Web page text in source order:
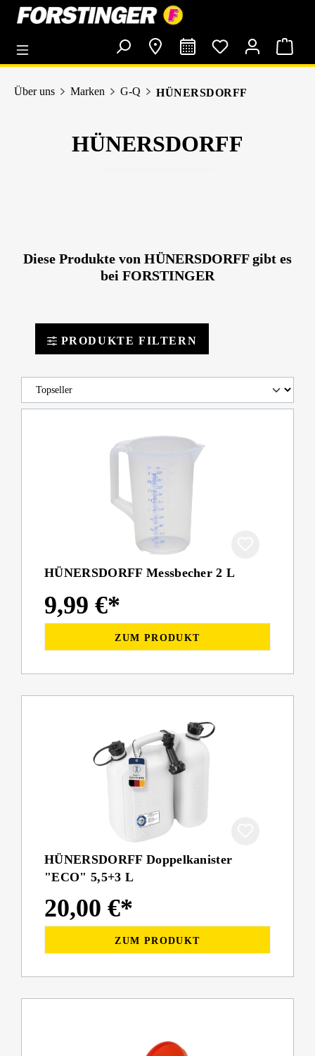
springen
Über uns Marken G-Q HÜNERSDORFF
HÜNERSDORFF
Diese Produkte von HÜNERSDORFF gibt es
bei FORSTINGER
PRODUKTE FILTERN
HÜNERSDORFF Messbecher 2 L
9,99 €*
ZUM PRODUKT
HÜNERSDORFF Doppelkanister
"ECO" 5,5+3 L
20,00 €*
ZUM PRODUKT